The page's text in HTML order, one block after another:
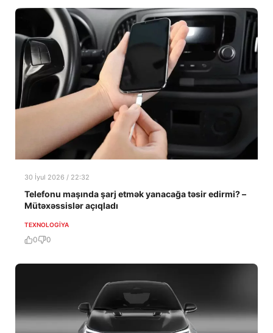
30 İyul 2026 / 22:32
Telefonu maşında şarj etmək yanacağa təsir edirmi? –
Mütəxəssislər açıqladı
TEXNOLOGIYA
0 0